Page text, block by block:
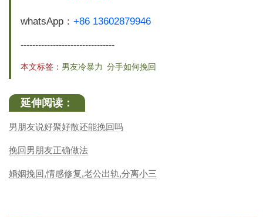
whatsApp： +86 13602879946
--------------------------------
本文标签： 男友冷暴力 分手如何挽回
延伸阅读：
男朋友说好聚好散还能挽回吗
挽回男朋友正确做法
婚姻挽回,情感修复,老公出轨,分离小三